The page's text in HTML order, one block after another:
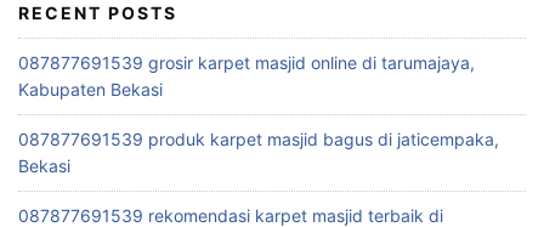
RECENT POSTS
087877691539 grosir karpet masjid online di tarumajaya,
Kabupaten Bekasi
087877691539 produk karpet masjid bagus di jaticempaka,
Bekasi
087877691539 rekomendasi karpet masjid terbaik di